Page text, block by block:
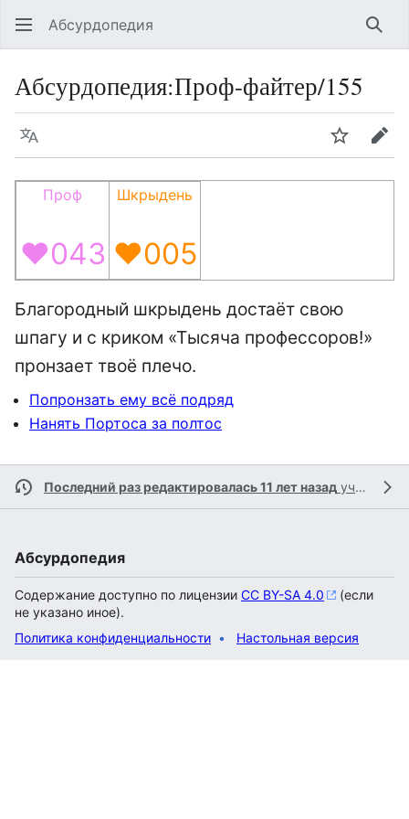
Абсурдопедия
Абсурдопедия:Проф-файтер/155
Язык
Проф
♥043
Шкрыдень
♥005
Благородный шкрыдень достаёт свою
шпагу и с криком «Тысяча профессоров!»
пронзает твоё плечо.
Попронзать ему всё подряд
Нанять Портоса за полтос
Последний раз редактировалась 11 лет назад участником
Абсурдопедия
Содержание доступно по лицензии CC BY-SA 4.0
(если
не указано иное).
Политика конфиденциальности
Настольная версия